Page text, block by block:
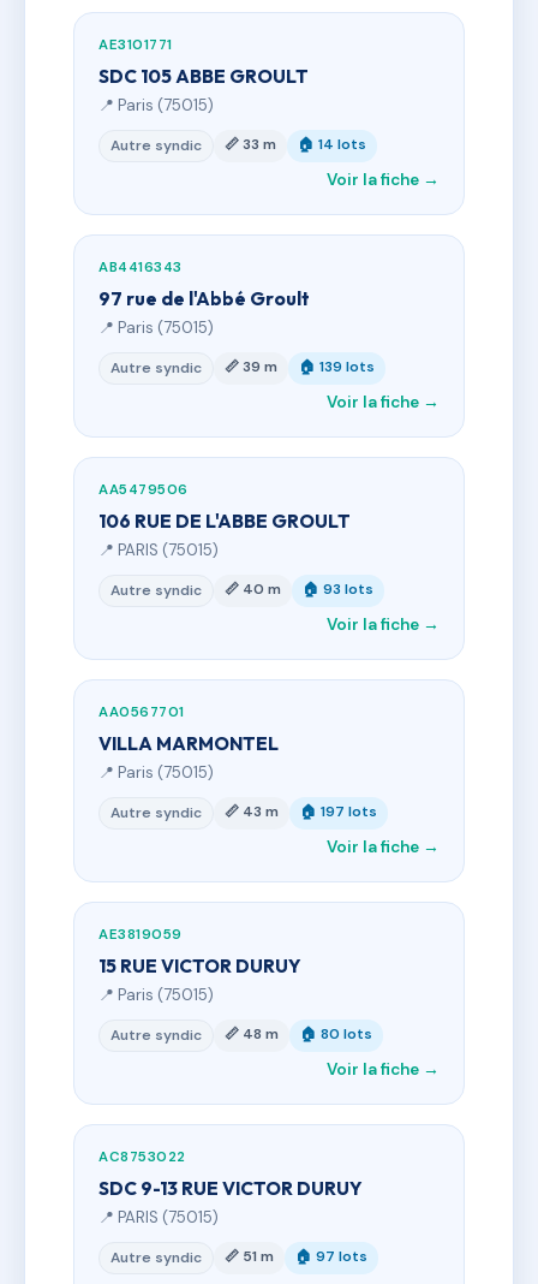
AE3101771
SDC 105 ABBE GROULT
📍 Paris (75015)
Autre syndic 📏 33 m 🏠 14 lots
Voir la fiche →
AB4416343
97 rue de l'Abbé Groult
📍 Paris (75015)
Autre syndic 📏 39 m 🏠 139 lots
Voir la fiche →
AA5479506
106 RUE DE L'ABBE GROULT
📍 PARIS (75015)
Autre syndic 📏 40 m 🏠 93 lots
Voir la fiche →
AA0567701
VILLA MARMONTEL
📍 Paris (75015)
Autre syndic 📏 43 m 🏠 197 lots
Voir la fiche →
AE3819059
15 RUE VICTOR DURUY
📍 Paris (75015)
Autre syndic 📏 48 m 🏠 80 lots
Voir la fiche →
AC8753022
SDC 9-13 RUE VICTOR DURUY
📍 PARIS (75015)
Autre syndic 📏 51 m 🏠 97 lots